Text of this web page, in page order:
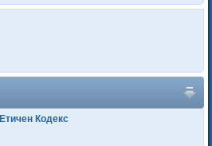
Етичен Кодекс